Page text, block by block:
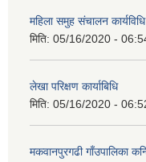
महिला समुह संचालन कार्यविधि
मिति: 05/16/2020 -
लेखा परिक्षण कार्याबिधि
मिति: 05/16/2020 -
मकवानपुरगढी गाँउपालिका